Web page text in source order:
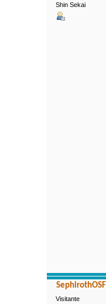
Shin Sekai
SephirothOSF
Visitante